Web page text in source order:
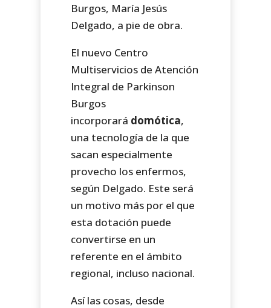
Burgos, María Jesús
Delgado, a pie de obra.
El nuevo Centro
Multiservicios de Atención
Integral de Parkinson
Burgos
incorporará domótica,
una tecnología de la que
sacan especialmente
provecho los enfermos,
según Delgado. Este será
un motivo más por el que
esta dotación puede
convertirse en un
referente en el ámbito
regional, incluso nacional.
Así las cosas, desde